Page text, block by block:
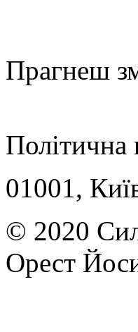
Прагнеш
01001,
© 2020
Орест